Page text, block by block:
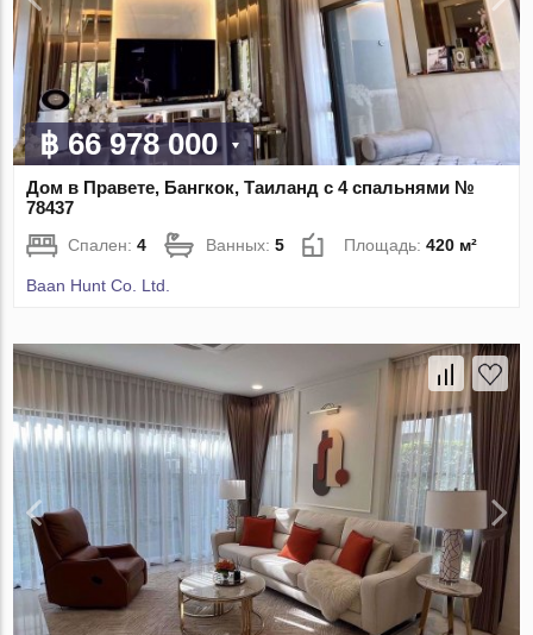
฿ 66 978 000
Дом в Правете, Бангкок, Таиланд с 4 спальнями №
78437
Спален:4 Ванных:5 Площадь:420 м²
Baan Hunt Co. Ltd.